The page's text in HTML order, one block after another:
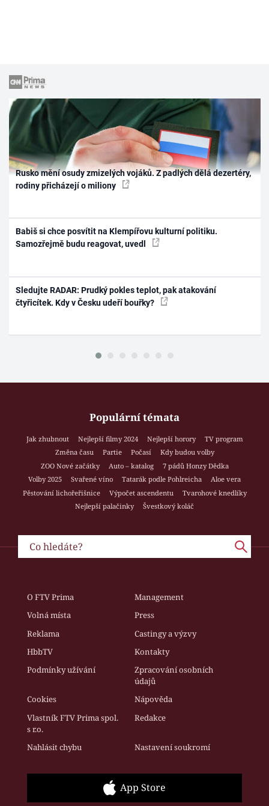
Rusko mění osudy zmizelých vojáků. Z padlých dělá dezertéry,
rodiny přicházejí o miliony
Babiš si chce posvítit na Klempířovu kulturní politiku.
Samozřejmě budu reagovat, uvedl
Sledujte RADAR: Prudký pokles teplot, pak atakování
čtyřicítek. Kdy v Česku udeří bouřky?
Populární témata
Jak zhubnout Nejlepší filmy 2024 Nejlepší horory
TV program
Změna času
Partie Počasí
Kdy budou volby
ZOO Nové začátky
Auto – katalog
7 pádů Honzy Dědka
Volby 2025
Svařené víno Tatarák podle Pohlreicha
Aloe vera
Pěstování lichořeřišnice
Výpočet ascendentu
Tvarohové knedlíky
Nejlepší palačinky
Švestkový koláč
O FTV Prima
Management
Volná místa
Press
Reklama
Castingy a výzvy
HbbTV
Kontakty
Podmínky užívání
Zpracování osobních
údajů
Cookies
Nápověda
Vlastník FTV Prima spol.
s r.o.
Redakce
Nahlásit chybu Nastavení soukromí
App Store